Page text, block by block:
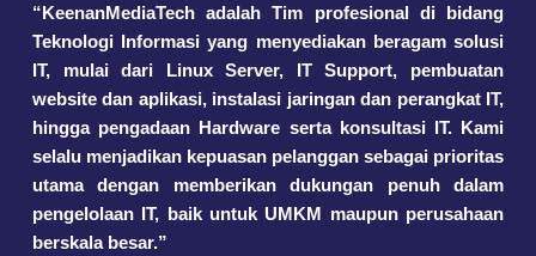
“KeenanMediaTech adalah Tim profesional di bidang
Teknologi Informasi yang menyediakan beragam solusi
IT, mulai dari Linux Server, IT Support, pembuatan
website dan aplikasi, instalasi jaringan dan perangkat IT,
hingga pengadaan Hardware serta konsultasi IT. Kami
selalu menjadikan kepuasan pelanggan sebagai prioritas
utama dengan memberikan dukungan penuh dalam
pengelolaan IT, baik untuk UMKM maupun perusahaan
berskala besar.”